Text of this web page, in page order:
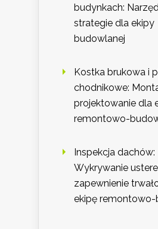
budynkach:
strategie dla ekipy
budowlanej
Kostka brukowa i
chodnikowe:
projektowanie dla
remontowo-
Inspekcja dachów:
Wykrywanie
zapewnienie
ekipę